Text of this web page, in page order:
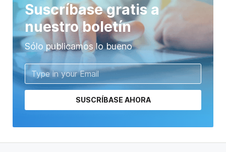
Suscríbase gratis a
nuestro boletín
Sólo publicamos lo bueno
SUSCRÍBASE AHORA